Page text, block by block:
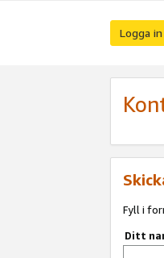
Logga in
Fyll i
Ditt